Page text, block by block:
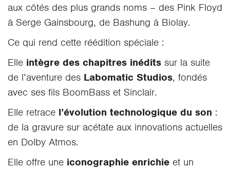
aux côtés des plus grands noms – des Pink Floyd
à Serge Gainsbourg, de Bashung à Biolay.
Ce qui rend cette réédition spéciale :
Elle intègre des chapitres inédits sur la suite
de l’aventure des Labomatic Studios, fondés
avec ses fils BoomBass et Sinclair.
Elle retrace l’évolution technologique du son :
de la gravure sur acétate aux innovations actuelles
en Dolby Atmos.
Elle offre une iconographie enrichie et un